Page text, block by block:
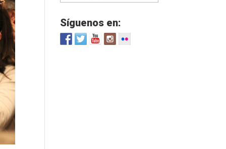
noticias
por
mes
Síguenos en: